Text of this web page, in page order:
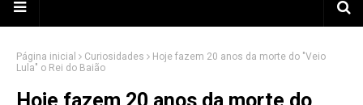
Página inicial Curiosidades
Hoje fazem 20 anos da morte do "Veio
Lula" o Rei do Baião